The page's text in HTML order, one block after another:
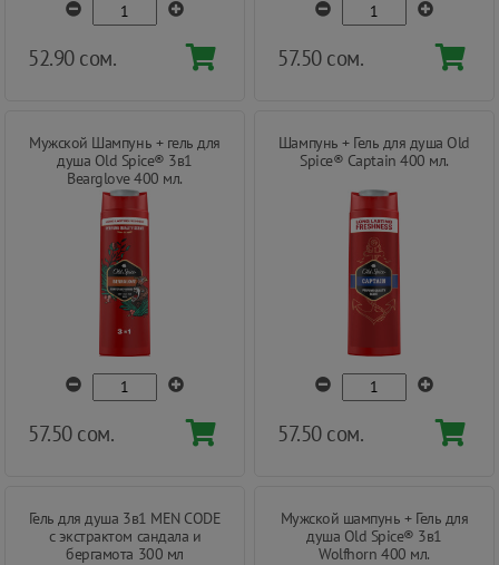
52.90 сом. 57.50 сом.
Мужской Шампунь + гель для
душа Old Spice® 3в1
Bearglove 400 мл.
57.50 сом.
Шампунь + Гель для душа Old
Spice® Captain 400 мл.
57.50 сом.
Гель для душа 3в1 MEN CODE
с экстрактом сандала и
бергамота 300 мл
Мужской шампунь + Гель для
душа Old Spice® 3в1
Wolfhorn 400 мл.